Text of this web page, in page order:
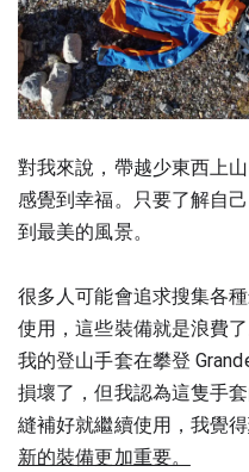
對我來說，帶越少東西上
感覺到幸福。只要了解自
到最美的風景。
很多人可能會追求搜集各
使用，這些裝備就是浪費
我的登山手套在攀登
損壞了，但我認為這隻手
縫補好就繼續使用，我覺得
新的裝備更加重要。